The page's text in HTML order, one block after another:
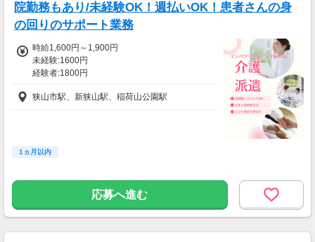
院勤務もあり/未経験OK！週払いOK！患者さんの身
の回りのサポート業務
時給1,600円～1,900円
未経験:1600円
経験者:1800円
介護福祉士:1900円
狭山市駅、新狭山駅、稲荷山公園駅
1ヵ月以内
応募へ進む